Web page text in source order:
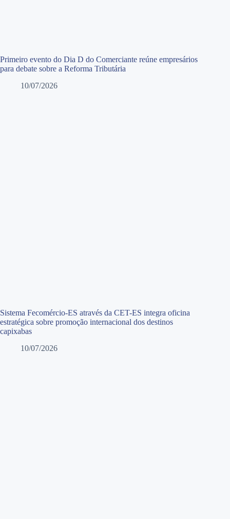
Primeiro evento do Dia D do Comerciante reúne empresários
para debate sobre a Reforma Tributária
10/07/2026
Sistema Fecomércio-ES através da CET-ES integra oficina
estratégica sobre promoção internacional dos destinos
capixabas
10/07/2026